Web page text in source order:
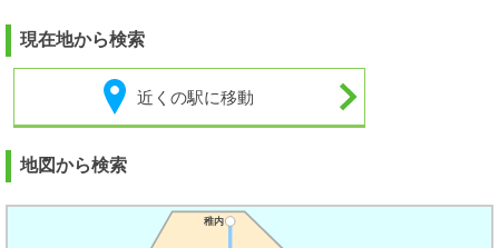
現在地から検索
近くの駅に移動
地図から検索